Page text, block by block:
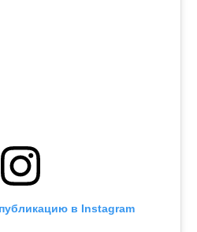
в Instagram